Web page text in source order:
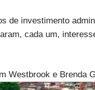
de investimento
cada um,
Westbrook e Brenda